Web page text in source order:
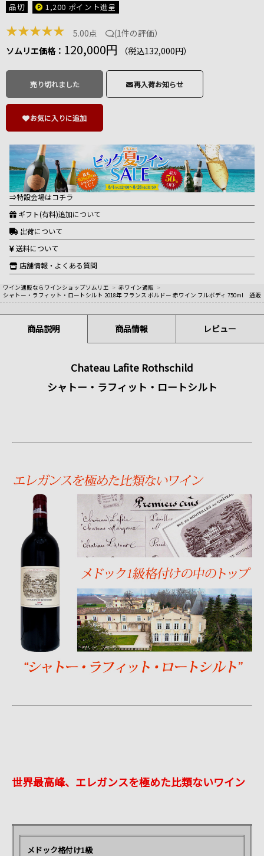
品切 1,200 ポイント進呈
★★★★★ 5.00点 (1件の評価）
ソムリエ価格： 120,000円 （税込132,000円）
売り切れました 再入荷お知らせ
お気に入りに追加
⇒特設会場はコチラ
ギフト(有料)追加について
出荷について
送料について
店舗情報・よくある質問
ワイン通販ならワインショップソムリエ > 赤ワイン通販 >
シャトー・ラフィット・ロートシルト 2018年 フランス ボルドー 赤ワイン フルボディ 750ml 通販
商品説明 商品情報 レビュー
Chateau Lafite Rothschild
シャトー・ラフィット・ロートシルト
世界最高峰、エレガンスを極めた比類ないワイン
メドック格付け1級